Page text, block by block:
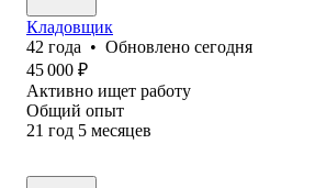
Кладовщик
42 года • Обновлено сегодня
45 000 ₽
Активно ищет работу
Общий опыт
21 год 5 месяцев